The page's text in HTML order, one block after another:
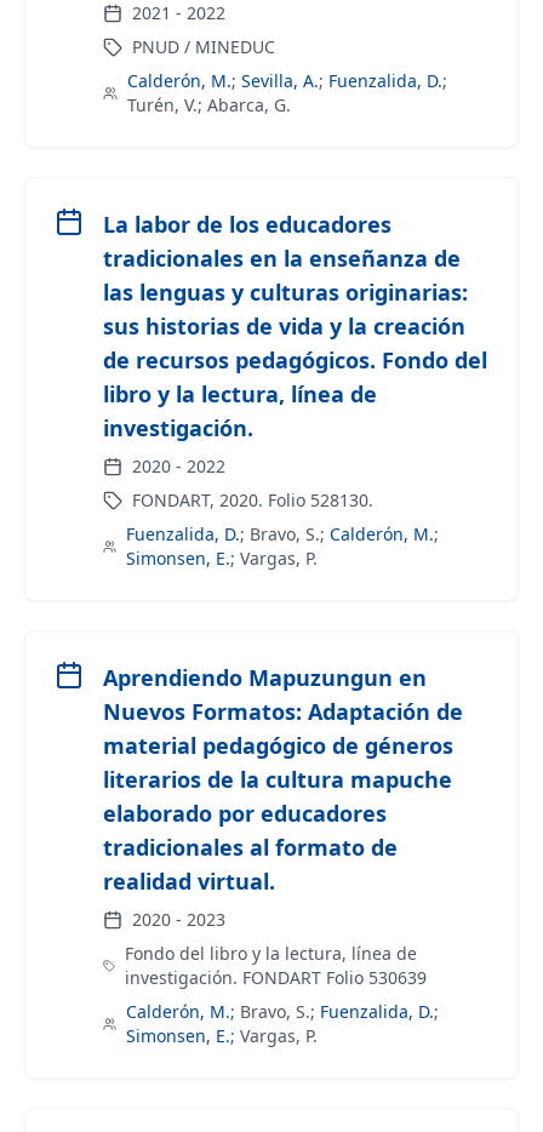
2021 - 2022
PNUD / MINEDUC
Calderón, M.; Sevilla, A.; Fuenzalida, D.;
Turén, V.; Abarca, G.
La labor de los educadores
tradicionales en la enseñanza de
las lenguas y culturas originarias:
sus historias de vida y la creación
de recursos pedagógicos. Fondo del
libro y la lectura, línea de
investigación.
2020 - 2022
FONDART, 2020. Folio 528130.
Fuenzalida, D.; Bravo, S.;Calderón, M.;
Simonsen, E.;Vargas, P.
Aprendiendo Mapuzungun en
Nuevos Formatos: Adaptación de
material pedagógico de géneros
literarios de la cultura mapuche
elaborado por educadores
tradicionales al formato de
realidad virtual.
2020 - 2023
Fondo del libro y la lectura, línea de
investigación. FONDART Folio 530639
Calderón, M.; Bravo, S.; Fuenzalida, D.;
Simonsen, E.;Vargas, P.